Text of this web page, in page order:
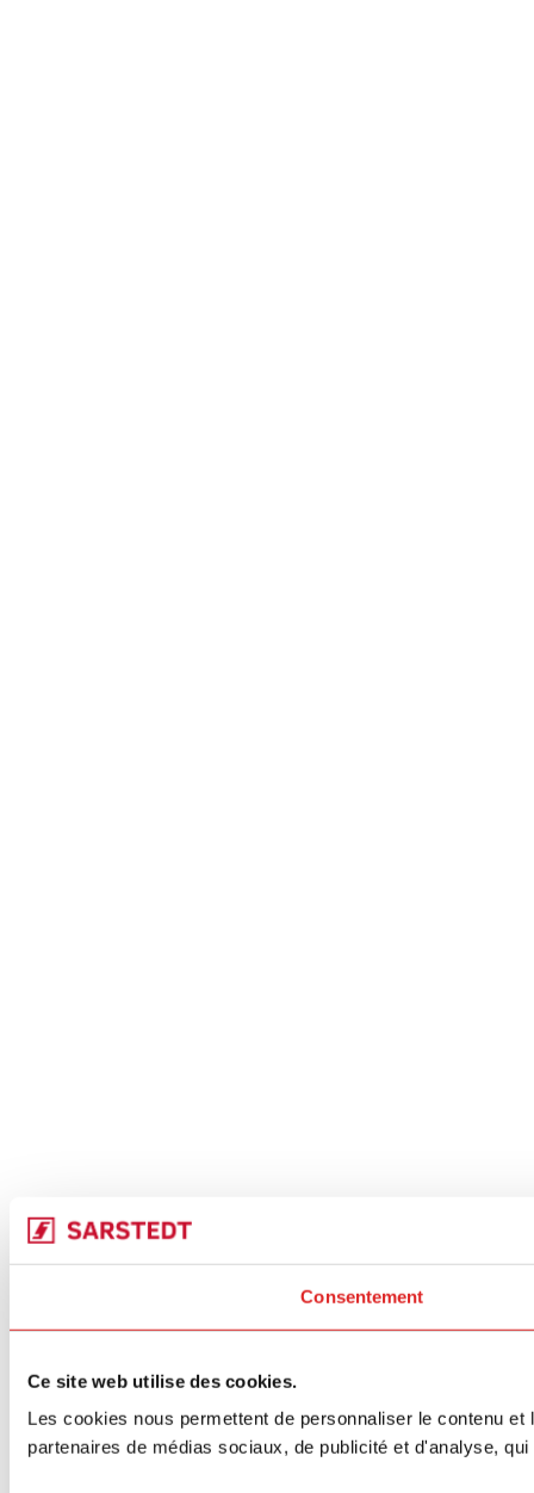
Consentement
Ce site web utilise des cookies.
Les cookies nous permettent de personnaliser le contenu
partenaires de médias sociaux, de publicité et d'analyse,